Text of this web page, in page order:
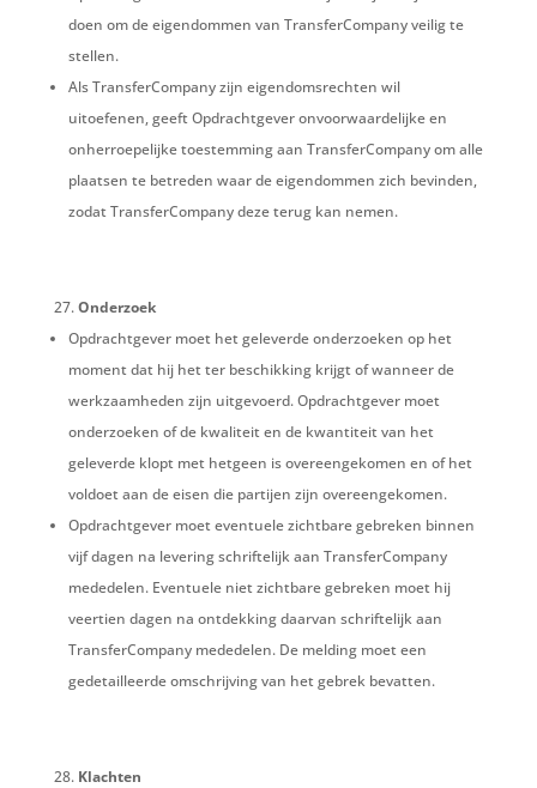
doen om de eigendommen van TransferCompany veilig te
stellen.
Als TransferCompany zijn eigendomsrechten wil
uitoefenen, geeft Opdrachtgever onvoorwaardelijke en
onherroepelijke toestemming aan TransferCompany om alle
plaatsen te betreden waar de eigendommen zich bevinden,
zodat TransferCompany deze terug kan nemen.
Onderzoek
Opdrachtgever moet het geleverde onderzoeken op het
moment dat hij het ter beschikking krijgt of wanneer de
werkzaamheden zijn uitgevoerd. Opdrachtgever moet
onderzoeken of de kwaliteit en de kwantiteit van het
geleverde klopt met hetgeen is overeengekomen en of het
voldoet aan de eisen die partijen zijn overeengekomen.
Opdrachtgever moet eventuele zichtbare gebreken binnen
vijf dagen na levering schriftelijk aan TransferCompany
mededelen. Eventuele niet zichtbare gebreken moet hij
veertien dagen na ontdekking daarvan schriftelijk aan
TransferCompany mededelen. De melding moet een
gedetailleerde omschrijving van het gebrek bevatten.
Klachten